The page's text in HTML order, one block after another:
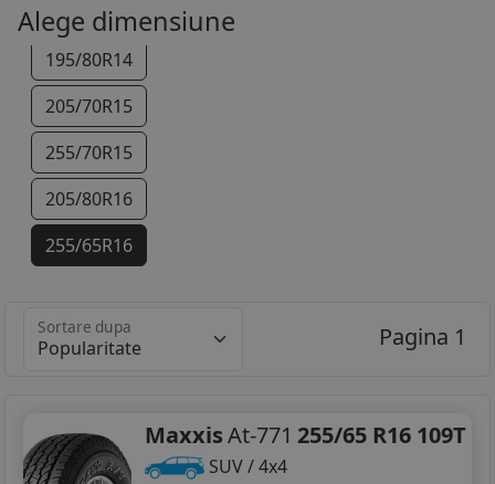
Alege dimensiune
185/80R14
195/80R14
205/70R15
255/70R15
205/80R16
255/65R16
225/70R17
265/60R18
Sortare dupa Pagina 1
MaxxisAt-771 255/65 R16 109T
SUV / 4x4